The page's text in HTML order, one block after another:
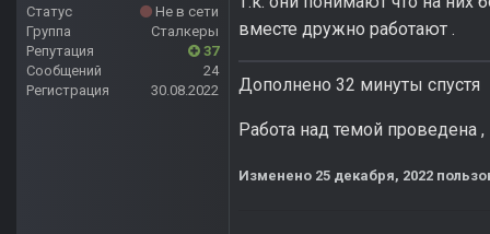
Статус
Не в сети
Группа
Сталкеры
Репутация
37
Сообщений
24
Регистрация
30.08.2022
вместе дружно работают .
Дополнено 32 минуты спустя
Работа над темой проведена
Изменено 25 декабря, 2022